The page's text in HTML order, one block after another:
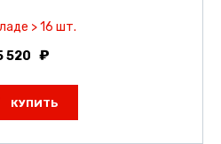
> 16 шт.
520
КУПИТЬ